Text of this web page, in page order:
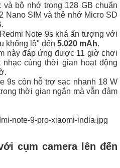
và bộ nhớ trong 128 GB chuẩn
Nano SIM và thẻ nhớ Micro SD
Note 9s khá ấn tượng với
khổng lồ" đến 5.020 mAh.
này đáp ứng được 11 giờ chơi
cùng thời gian hoạt động
9s còn hỗ trợ sạc nhanh 18 W
thời gian ngắn mà vẫn đảm
cụm camera lên đến